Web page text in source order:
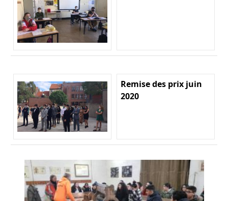
Remise des prix juin
2020